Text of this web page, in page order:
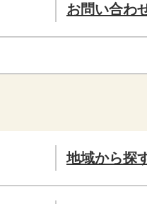
お問い合わ
地域から探